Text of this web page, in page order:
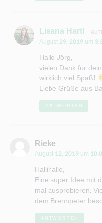
Lisana Hartl
August 29, 2019 um
Hallo Jörg,
vielen Dank für
wirklich viel Spaß!
Liebe Grüße aus
ANTWORTEN
Rieke
August 12, 2019 um
Hallihallo,
Eine super Idee mit
mal ausprobieren.
dem Brennpeter
ANTWORTEN